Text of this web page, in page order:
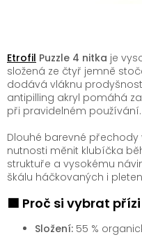
Etrofil Puzzle 4 nitka je
složená ze čtyř jemně
dodává vláknu
antipilling akryl pomáhá
při pravidelném používání.
Dlouhé barevné
nutnosti měnit klubíčka
struktuře a vysokému
škálu háčkovaných i
🟩 Proč si vybrat
Složení: 55 %